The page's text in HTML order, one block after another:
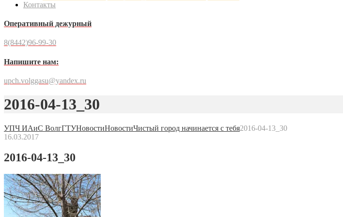
Контакты
Оперативный дежурный
8(8442)96-99-30
Напишите нам:
upch.volggasu@yandex.ru
2016-04-13_30
УПЧ ИАиС ВолгГТУНовостиНовостиЧистый город начинается с тебя2016-04-13_30
16.03.2017
2016-04-13_30